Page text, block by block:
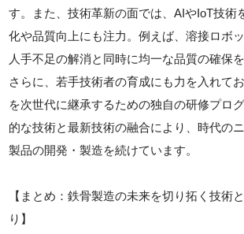
す。また、技術革新の面では、AIやIoT技術
化や品質向上にも注力。例えば、溶接ロボ
人手不足の解消と同時に均一な品質の確保
さらに、若手技術者の育成にも力を入れて
を次世代に継承するための独自の研修プロ
的な技術と最新技術の融合により、時代の
製品の開発・製造を続けています。
【まとめ：鉄骨製造の未来を切り拓く技術
り】